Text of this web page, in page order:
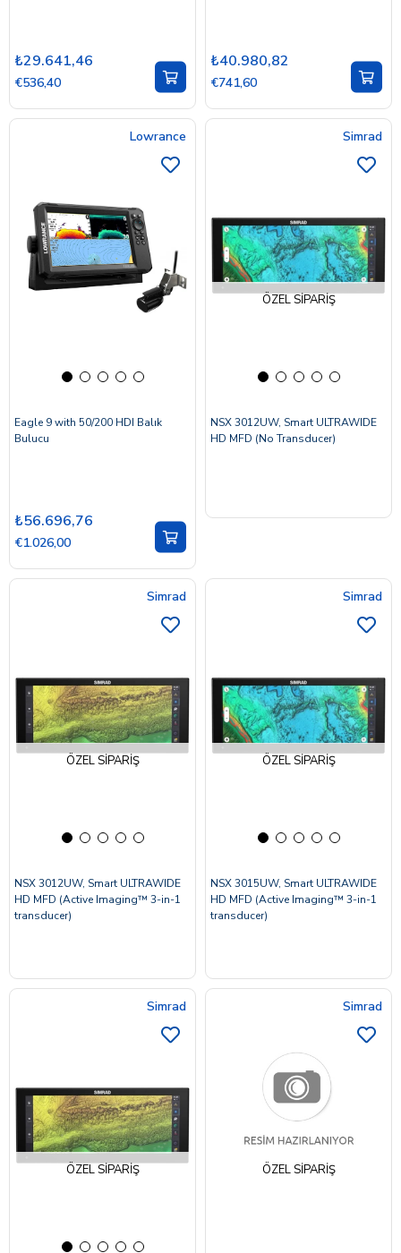
₺29.641,46
€536,40
₺40.980,82
€741,60
Lowrance
Eagle 9 with 50/200 HDI Balık
Bulucu
₺56.696,76
€1.026,00
ÖZEL SIPARIŞ
Simrad
NSX 3012UW, Smart ULTRAWIDE
HD MFD (No Transducer)
ÖZEL SIPARIŞ
Simrad
NSX 3012UW, Smart ULTRAWIDE
HD MFD (Active Imaging™ 3-in-1
transducer)
ÖZEL SIPARIŞ
Simrad
NSX 3015UW, Smart ULTRAWIDE
HD MFD (Active Imaging™ 3-in-1
transducer)
ÖZEL SIPARIŞ
Simrad
ÖZEL SIPARIŞ
Simrad